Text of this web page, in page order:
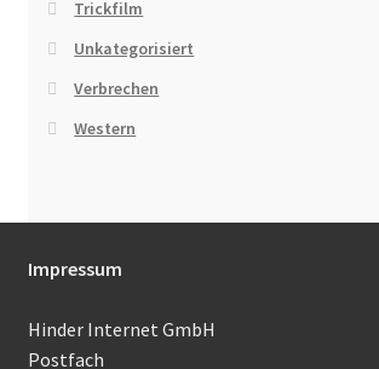
Trickfilm
Unkategorisiert
Verbrechen
Western
Impressum
Hinder Internet GmbH
Postfach